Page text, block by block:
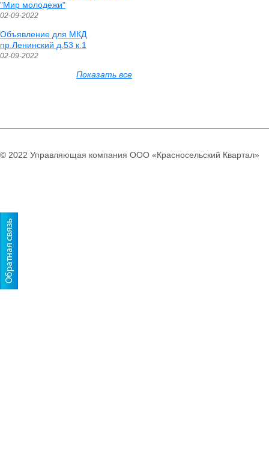
"Мир молодежи"
02-09-2022
Объявление для МКД
пр.Ленинский д.53 к.1
02-09-2022
Показать все
© 2022 Управляющая компания ООО «Красносельский Квартал»